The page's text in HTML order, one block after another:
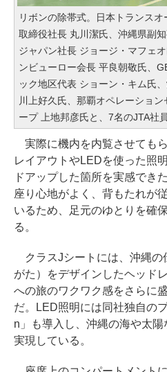
リボンの除帯式。日本トランス
取締役社長 丸川潔氏、沖縄県副
ジャパン社長 ジョージ・マフェ
ンビューロー会長 平良朝敬氏、
ック地区代表 ショーン・キム氏
川上好久氏、那覇オペレーショ
ープ 上地邦彦氏と、7名のJTA社
実際に機内を内覧させても
レイアウトやLEDを使った照
ドアップした箇所を実感でき
座り心地がよく、背もたれが
いるため、足元のゆとりを確
る。
クラスJシートには、沖縄の
がた）をデザインしたヘッド
への旅のワクワク感をさらに
だ。LED照明には同社独自の
n」も導入し、沖縄の海や太
実現している。